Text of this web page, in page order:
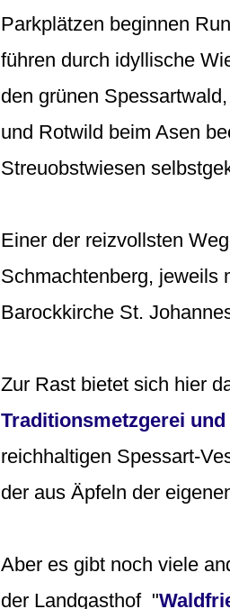
Parkplätzen beginnen
führen durch idyllische
den grünen
und Rotwild beim Asen
Streuobstwiesen
Einer der reizvollsten
Schmachtenberg, jeweils
Barockkirche St.
Zur Rast bietet sich hier
Traditionsmetzgerei
reichhaltigen Spessart-­
der aus Äpfeln der
Aber es gibt noch viele
der Landgasthof "